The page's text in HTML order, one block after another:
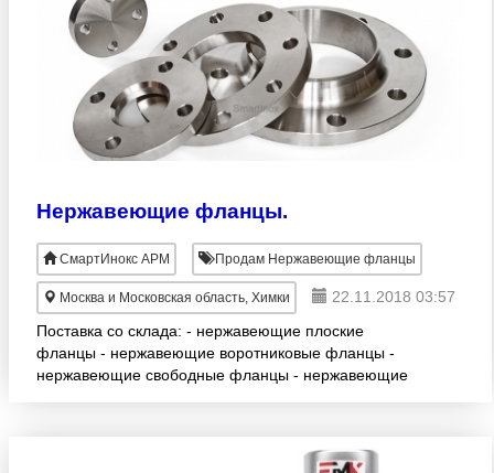
Нержавеющие фланцы.
СмартИнокс АРМ Продам Нержавеющие фланцы
Москва и Московская область, Химки
22.11.2018 03:57
Поставка со склада: - нержавеющие плоские
фланцы - нержавеющие воротниковые фланцы -
нержавеющие свободные фланцы - нержавеющие